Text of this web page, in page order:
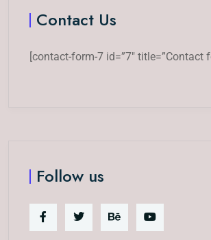
Contact Us
[contact-form-7 id=”7″ title=”Contact
Follow us